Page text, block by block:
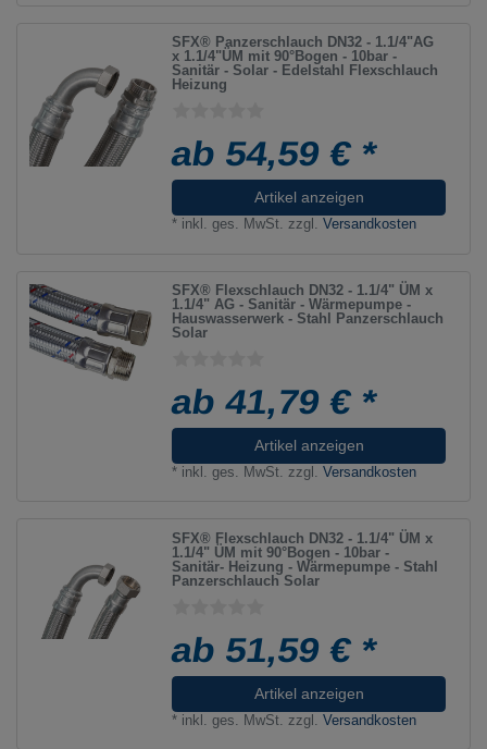
SFX® Panzerschlauch DN32 - 1.1/4"AG
x 1.1/4"ÜM mit 90°Bogen - 10bar -
Sanitär - Solar - Edelstahl Flexschlauch
Heizung
ab 54,59 € *
Artikel anzeigen
* inkl. ges. MwSt. zzgl.Versandkosten
SFX® Flexschlauch DN32 - 1.1/4" ÜM x
1.1/4" AG - Sanitär - Wärmepumpe -
Hauswasserwerk - Stahl Panzerschlauch
Solar
ab 41,79 € *
Artikel anzeigen
* inkl. ges. MwSt. zzgl.Versandkosten
SFX® Flexschlauch DN32 - 1.1/4" ÜM x
1.1/4" ÜM mit 90°Bogen - 10bar -
Sanitär- Heizung - Wärmepumpe - Stahl
Panzerschlauch Solar
ab 51,59 € *
Artikel anzeigen
* inkl. ges. MwSt. zzgl.Versandkosten